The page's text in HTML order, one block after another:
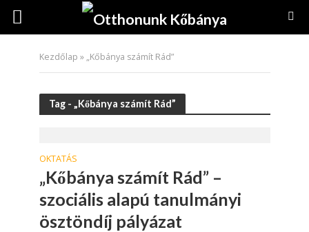
Kezdőlap » „Kőbánya számít Rád”
Tag - „Kőbánya számít Rád”
OKTATÁS
„Kőbánya számít Rád” –
szociális alapú tanulmányi
ösztöndíj pályázat